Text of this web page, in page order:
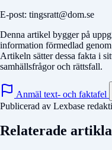
E-post: tingsratt@dom.se
Denna artikel bygger på
information förmedlad
Artikeln sätter dessa fakta i
samhällsfrågor och rättsfall.
Anmäl text- och faktafel
Publicerad av Lexbase
Relaterade